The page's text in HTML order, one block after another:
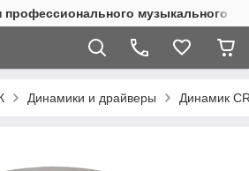
профессионального музыкального
Динамики и драйверы Динамик